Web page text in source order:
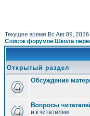
Текущее время Вс Авг 09,
Список форумов Школа
Открытый раздел
Обсуждение
Вопросы
и к читателям